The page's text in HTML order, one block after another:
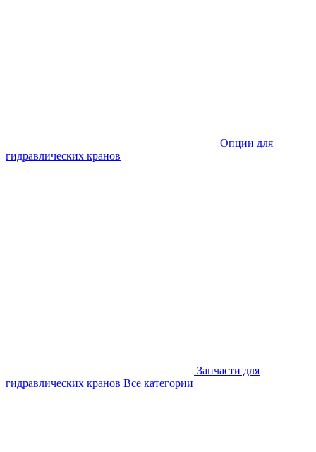
Опции для
гидравлических кранов
Запчасти для
гидравлических кранов Все категории